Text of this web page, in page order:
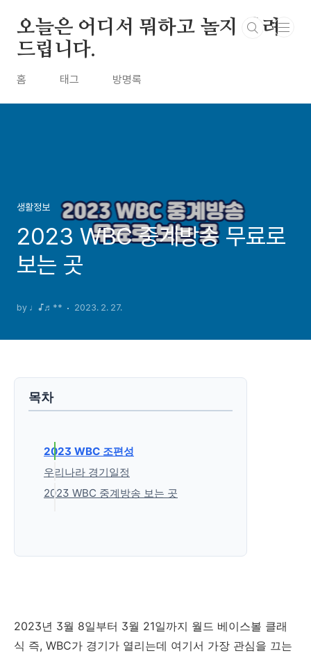
오늘은 어디서 뭐하고 놀지 알려
드립니다.
홈 태그 방명록
생활정보
2023 WBC 중계방송 무료로
보는 곳
by ♩♪♬** 2023. 2. 27.
목차
2023 WBC 조편성
우리나라 경기일정
2023 WBC 중계방송 보는 곳
2023년 3월 8일부터 3월 21일까지 월드 베이스볼 클래
식 즉, WBC가 경기가 열리는데 여기서 가장 관심을 끄는